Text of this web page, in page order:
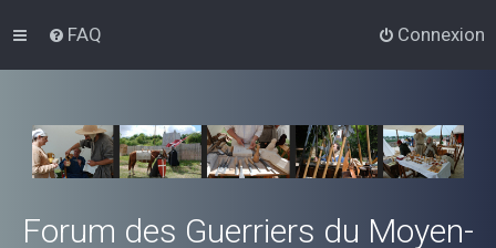
FAQ Connexion
Forum des Guerriers du Moyen-